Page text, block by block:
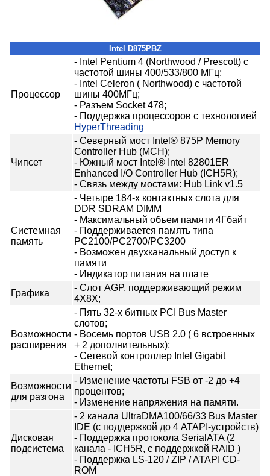
Intel D875PBZ
Процессор
- Intel Pentium 4 (Northwood / Prescott) с
частотой шины 400/533/800 МГц;
- Intel Celeron ( Northwood) с частотой
шины 400МГц;
- Разъем Socket 478;
- Поддержка процессоров с технологией
HyperThreading
Чипсет
- Северный мост Intel® 875P Memory
Controller Hub (MCH);
- Южный мост Intel® Intel 82801ER
Enhanced I/O Controller Hub (ICH5R);
- Связь между мостами: Hub Link v1.5
Системная
память
- Четыре 184-х контактных слота для
DDR SDRAM DIMM
- Максимальный объем памяти 4Гбайт
- Поддерживается память типа
PC2100/PC2700/PC3200
- Возможен двухканальный доступ к
памяти
- Индикатор питания на плате
Графика
- Слот AGP, поддерживающий режим
4X8X;
Возможности
расширения
- Пять 32-х битных PCI Bus Master
слотов;
- Восемь портов USB 2.0 ( 6 встроенных
+ 2 дополнительных);
- Сетевой контроллер Intel Gigabit
Ethernet;
Возможности
для разгона
- Изменение частоты FSB от -2 до +4
процентов;
- Изменение напряжения на памяти.
Дисковая
подсистема
- 2 канала UltraDMA100/66/33 Bus Master
IDE (с поддержкой до 4 ATAPI-устройств)
- Поддержка протокола SerialATA (2
канала - ICH5R, c поддержкой RAID )
- Поддержка LS-120 / ZIP / ATAPI CD-
ROM